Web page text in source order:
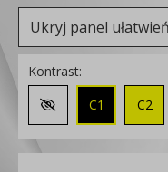
Ukryj panel
Kontrast:
Zmień kontrast na
C1 C2